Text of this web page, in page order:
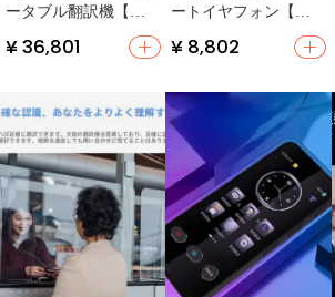
ータブル翻訳機【旅
行用・リアルタイム
翻訳・英語・日本
語・フランス語・ス
ペイン語対応】
¥ 36,801
ートイヤフォン【リ
アルタイム通訳・オ
フライン対応・多言
¥ 8,802